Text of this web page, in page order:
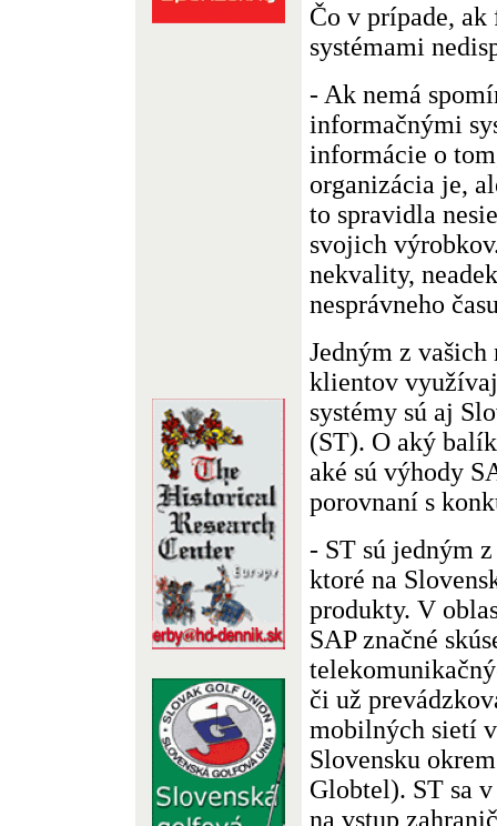
Čo v prípade,
systémami
- Ak nemá
informačnými
informácie o
organizácia je,
to spravidla
svojich
nekvality,
nesprávneho
Jedným z
klientov
systémy sú aj
(ST). O aký
aké sú výhody
porovnaní s
- ST sú jedným
ktoré na
produkty. V
SAP značné
či už
mobilných sietí
Slovensku
Globtel). ST sa
na vstup